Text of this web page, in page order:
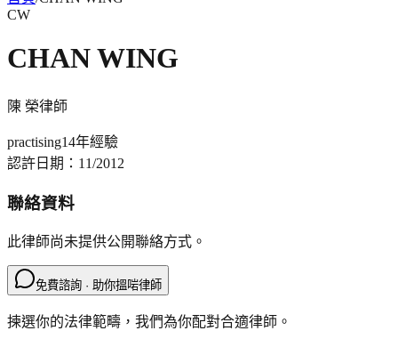
CW
CHAN WING
陳 榮律師
practising14年經驗
認許日期： 11/2012
聯絡資料
此律師尚未提供公開聯絡方式。
免費諮詢 · 助你搵啱律師
揀選你的法律範疇，我們為你配對合適律師。